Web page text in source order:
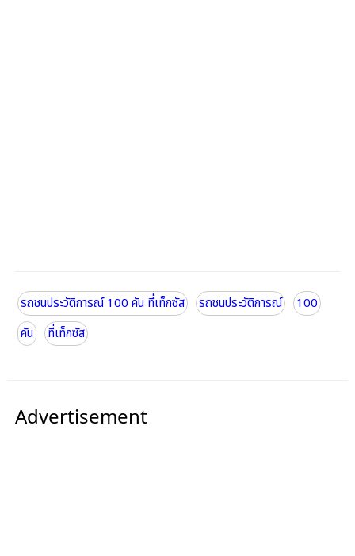
รถชนประวัติการณ์ 100 คัน ที่เท็กซัส รถชนประวัติการณ์
100
คัน
ที่เท็กซัส
Advertisement